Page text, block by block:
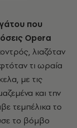
γάτου που
Opera
λιαζόταν
τι ωραία
με τις
και την
τεμπέλικα το
το βόμβο